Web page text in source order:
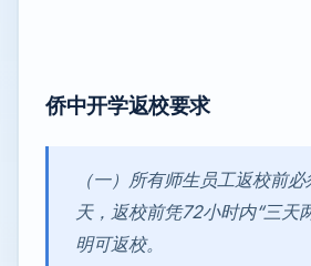
侨中开学返校要求
（一）所有师生员工返校前
天，返校前凭72小时内“三天
明可返校。